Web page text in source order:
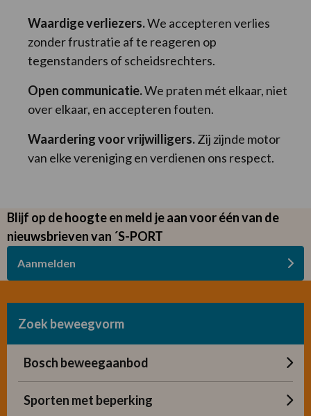
Waardige verliezers.We accepteren verlies
zonder frustratie af te reageren op
tegenstanders of scheidsrechters.
Open communicatie.We praten mét elkaar, niet
over elkaar, en accepteren fouten.
Waardering voor vrijwilligers.Zij zijnde motor
van elke vereniging en verdienen ons respect.
Blijf op de hoogte en meld je aan voor één van de
nieuwsbrieven van ´S-PORT
Aanmelden
Zoek beweegvorm
Bosch beweegaanbod
Sporten met beperking